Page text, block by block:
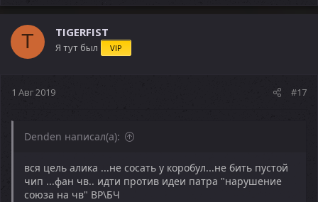
T TIGERFIST
Я тут был VIP
1 Авг 2019 #17
Denden написал(а):
вся цель алика ...не сосать у коробул...не бить пустой
чип ...фан чв.. идти против идеи патра "нарушение
союза на чв" ВР\БЧ